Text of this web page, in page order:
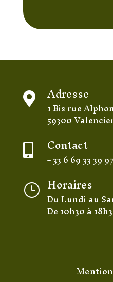
 Adresse
1 Bis rue
59300
 Contact
+ 33 6 69 33 39 97
} Horaires
Du Lundi au
De 10h30 à